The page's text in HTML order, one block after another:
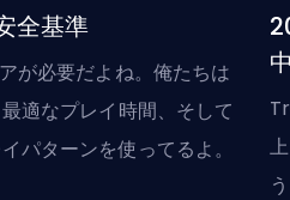
全基準
が必要だよね。俺たちは
適なプレイ時間、そして
パターンを使ってるよ。
中